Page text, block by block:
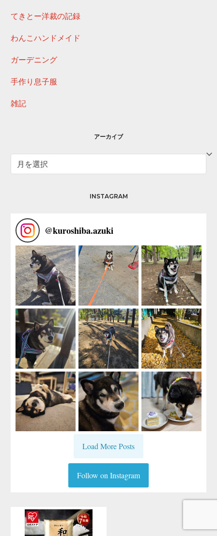
てきとー洋裁の記録
わんこハンドメイド
ガーデニング
手作り息子服
雑記
アーカイブ
ー
INSTAGRAM
@kuroshiba.azuki
Load More Posts
Follow on Instagram